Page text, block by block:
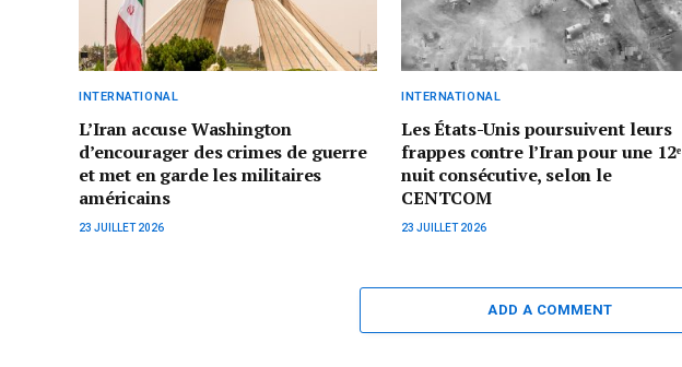
INTERNATIONAL
L’Iran accuse Washington
d’encourager des crimes de guerre
et met en garde les militaires
américains
23 JUILLET 2026
INTERNATIONAL
Les États-Unis poursuivent leurs
frappes contre l’Iran pour une 12ᵉ
nuit consécutive, selon le
CENTCOM
23 JUILLET 2026
ADD A COMMENT